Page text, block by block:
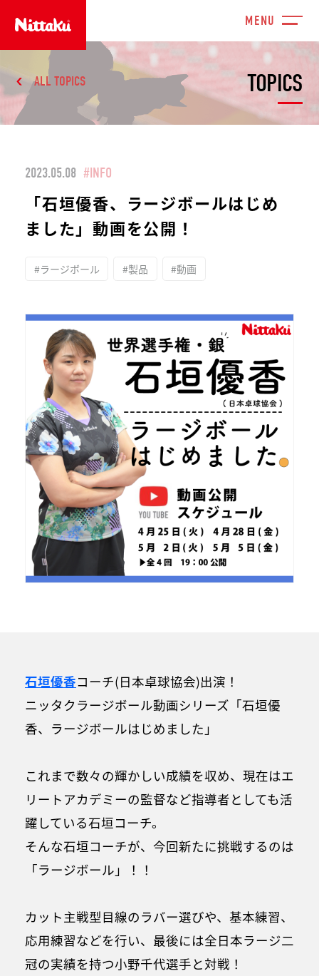
TOPICS
ALL TOPICS
2023.05.08 #INFO
「石垣優香、ラージボールはじめ
ました」動画を公開！
#ラージボール #製品 #動画
石垣優香コーチ(日本卓球協会)出演！
ニッタクラージボール動画シリーズ「石垣優
香、ラージボールはじめました」
これまで数々の輝かしい成績を収め、現在はエ
リートアカデミーの監督など指導者としても活
躍している石垣コーチ。
そんな石垣コーチが、今回新たに挑戦するのは
「ラージボール」！！
カット主戦型目線のラバー選びや、基本練習、
応用練習などを行い、最後には全日本ラージ二
冠の実績を持つ小野千代選手と対戦！